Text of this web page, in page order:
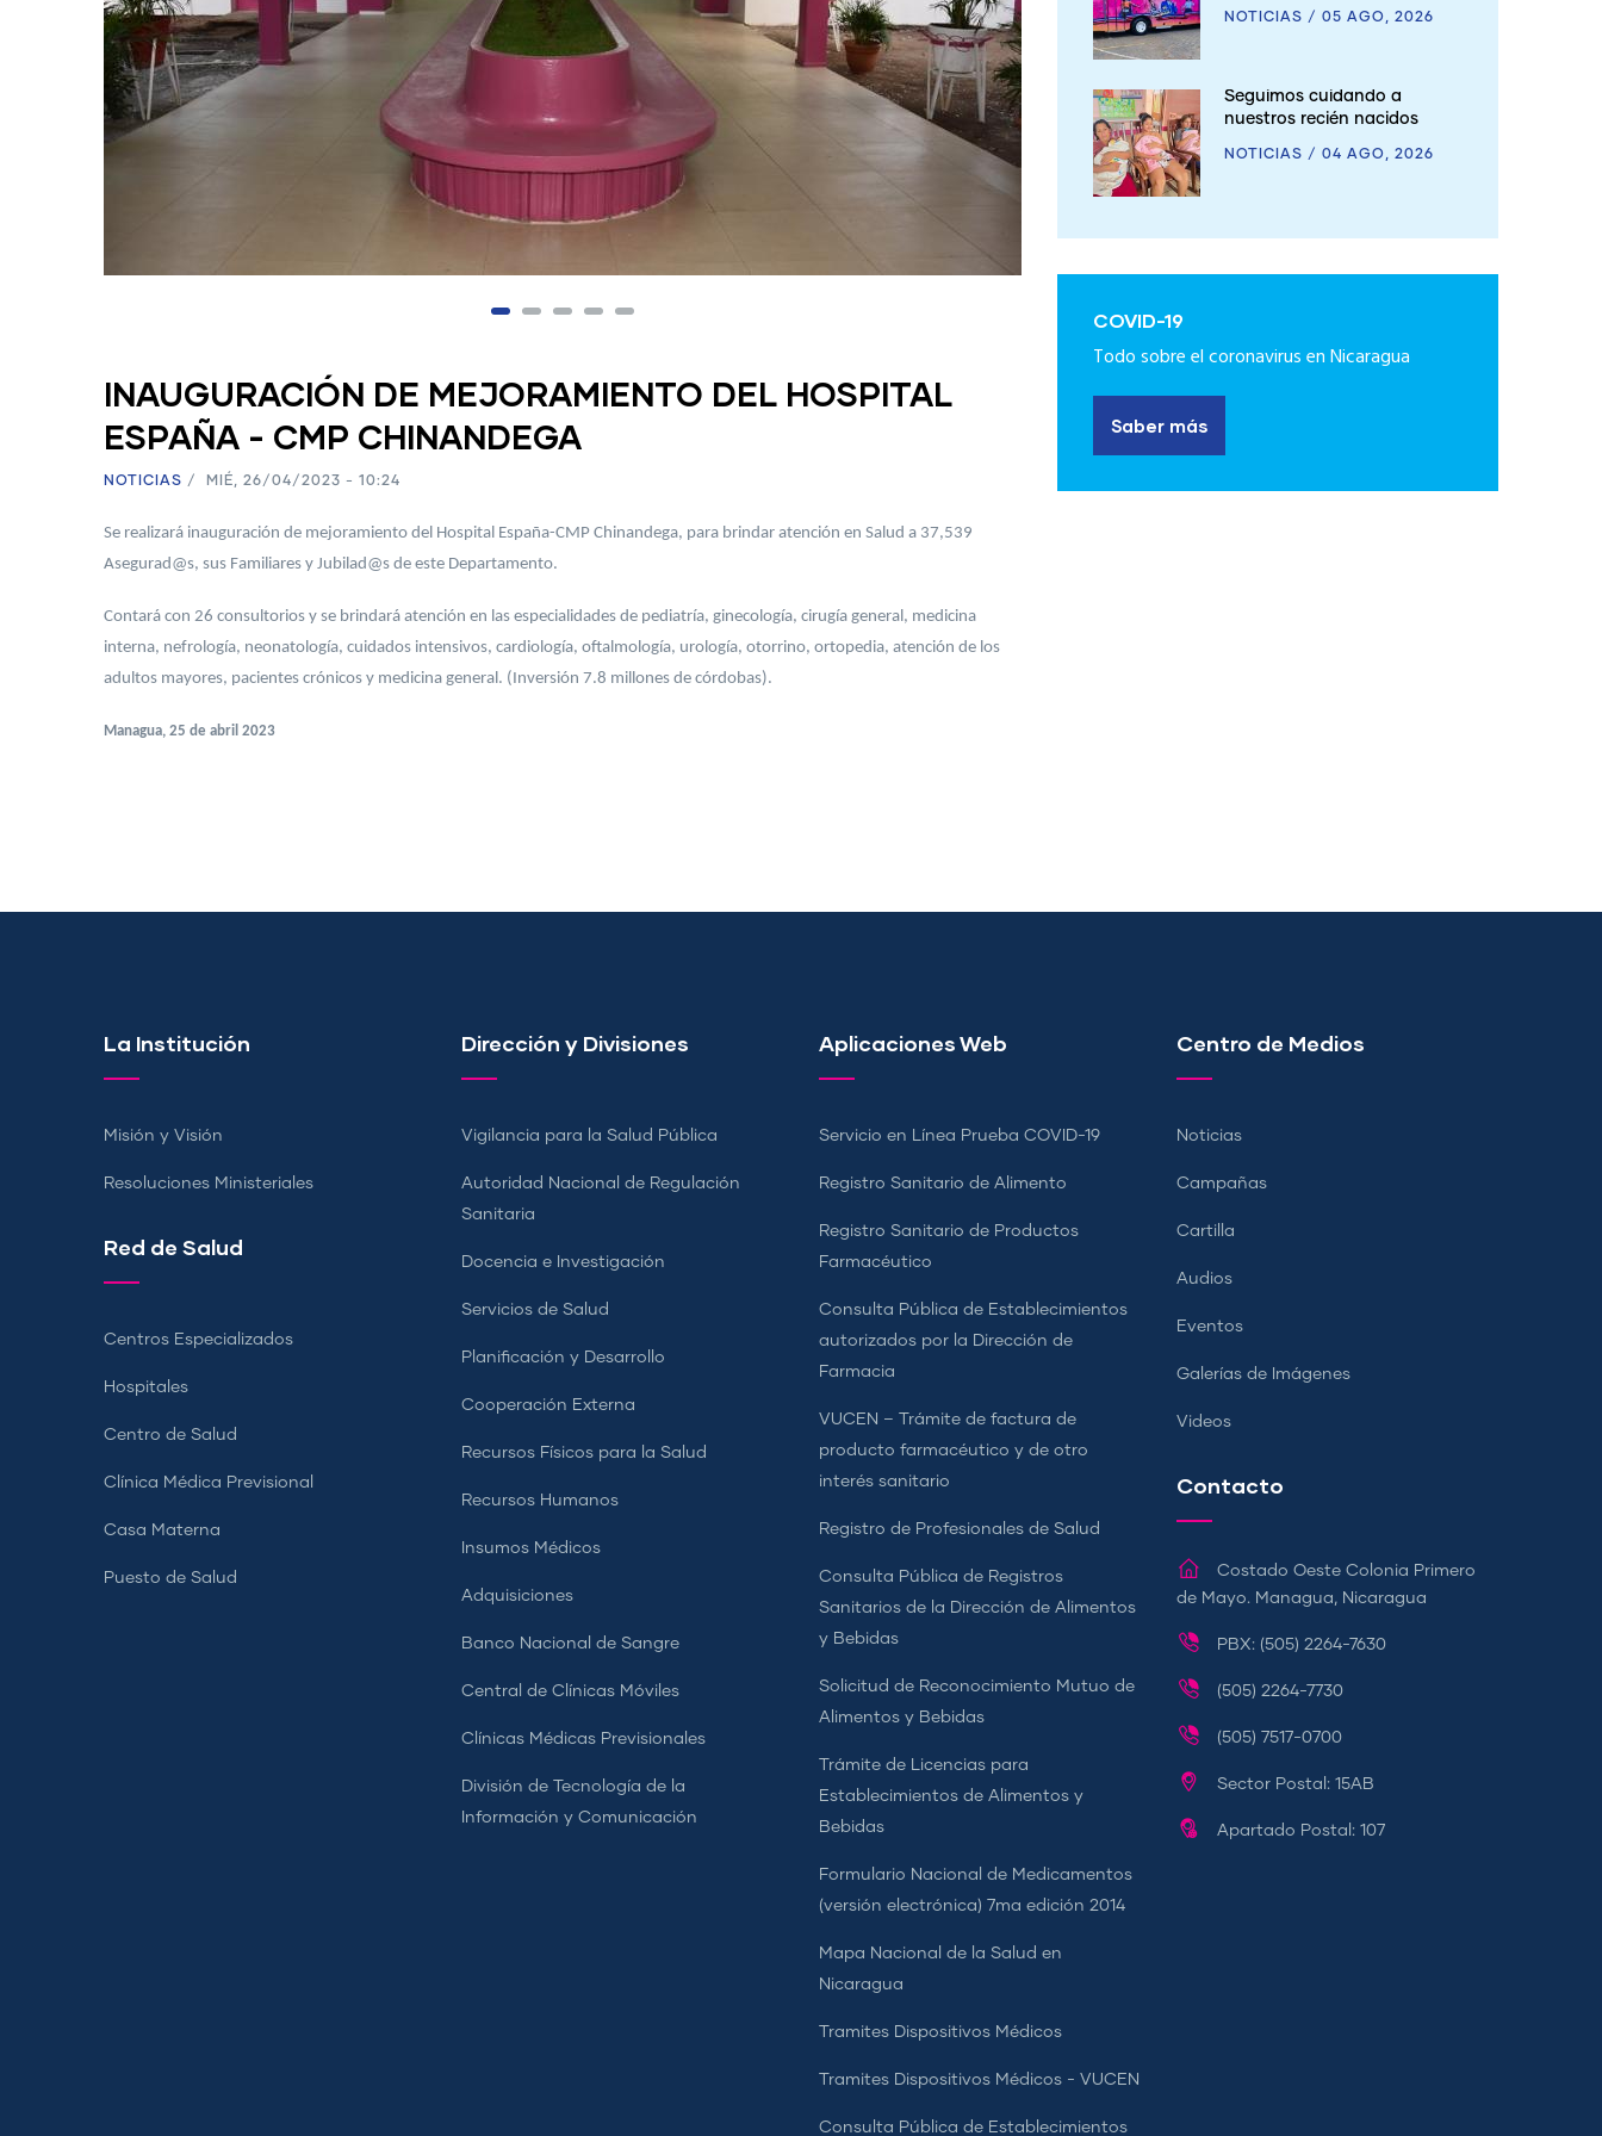
INAUGURACIÓN DE MEJORAMIENTO DEL HOSPITAL
ESPAÑA - CMP CHINANDEGA
NOTICIAS / MIÉ, 26/04/2023 - 10:24
Se realizará inauguración de mejoramiento del Hospital España-CMP Chinandega, para brindar atención en Salud a 37,539
Asegurad@s, sus Familiares y Jubilad@s de este Departamento.
Contará con 26 consultorios y se brindará atención en las especialidades de pediatría, ginecología, cirugía general, medicina
interna, nefrología, neonatología, cuidados intensivos, cardiología, oftalmología, urología, otorrino, ortopedia, atención de los
adultos mayores, pacientes crónicos y medicina general. (Inversión 7.8 millones de córdobas).
Managua, 25 de abril 2023
NOTICIAS / 05 AGO, 2026
Seguimos cuidando a
nuestros recién nacidos
NOTICIAS / 04 AGO, 2026
COVID-19
Todo sobre el coronavirus en Nicaragua
Saber más
La Institución
Misión y Visión
Resoluciones Ministeriales
Red de Salud
Centros Especializados
Hospitales
Centro de Salud
Clínica Médica Previsional
Casa Materna
Puesto de Salud
Dirección y Divisiones
Vigilancia para la Salud Pública
Autoridad Nacional de Regulación
Sanitaria
Docencia e Investigación
Servicios de Salud
Planificación y Desarrollo
Cooperación Externa
Recursos Físicos para la Salud
Recursos Humanos
Insumos Médicos
Adquisiciones
Banco Nacional de Sangre
Central de Clínicas Móviles
Clínicas Médicas Previsionales
División de Tecnología de la
Información y Comunicación
Aplicaciones Web
Servicio en Línea Prueba COVID-19
Registro Sanitario de Alimento
Registro Sanitario de Productos
Farmacéutico
Consulta Pública de Establecimientos
autorizados por la Dirección de
Farmacia
VUCEN – Trámite de factura de
producto farmacéutico y de otro
interés sanitario
Registro de Profesionales de Salud
Consulta Pública de Registros
Sanitarios de la Dirección de Alimentos
y Bebidas
Solicitud de Reconocimiento Mutuo de
Alimentos y Bebidas
Trámite de Licencias para
Establecimientos de Alimentos y
Bebidas
Formulario Nacional de Medicamentos
(versión electrónica) 7ma edición 2014
Mapa Nacional de la Salud en
Nicaragua
Tramites Dispositivos Médicos
Tramites Dispositivos Médicos - VUCEN
Consulta Pública de Establecimientos
Centro de Medios
Noticias
Campañas
Cartilla
Audios
Eventos
Galerías de Imágenes
Videos
Contacto
Costado Oeste Colonia Primero
de Mayo. Managua, Nicaragua
PBX: (505) 2264-7630
(505) 2264-7730
(505) 7517-0700
Sector Postal: 15AB
Apartado Postal: 107